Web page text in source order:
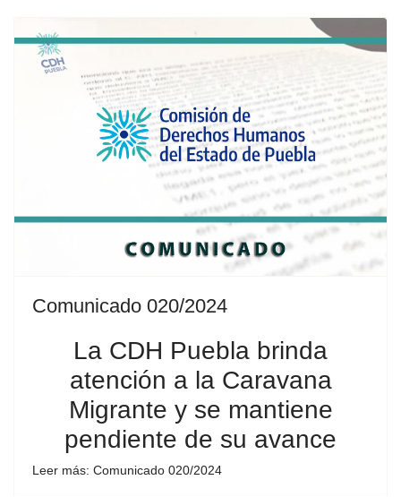
Comunicado 020/2024
La CDH Puebla brinda
atención a la Caravana
Migrante y se mantiene
pendiente de su avance
Leer más: Comunicado 020/2024